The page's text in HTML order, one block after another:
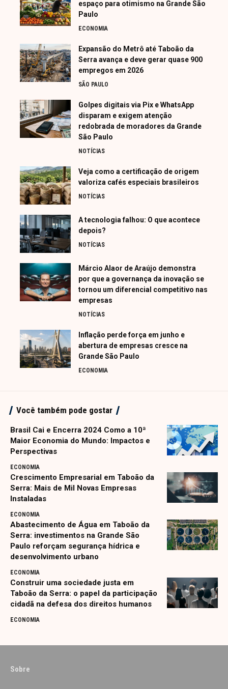
espaço para otimismo na Grande São
Paulo
ECONOMIA
Expansão do Metrô até Taboão da
Serra avança e deve gerar quase 900
empregos em 2026
SÃO PAULO
Golpes digitais via Pix e WhatsApp
disparam e exigem atenção
redobrada de moradores da Grande
São Paulo
NOTÍCIAS
Veja como a certificação de origem
valoriza cafés especiais brasileiros
NOTÍCIAS
A tecnologia falhou: O que acontece
depois?
NOTÍCIAS
Márcio Alaor de Araújo demonstra
por que a governança da inovação se
tornou um diferencial competitivo nas
empresas
NOTÍCIAS
Inflação perde força em junho e
abertura de empresas cresce na
Grande São Paulo
ECONOMIA
Você também pode gostar
Brasil Cai e Encerra 2024 Como a 10ª
Maior Economia do Mundo: Impactos e
Perspectivas
ECONOMIA
Crescimento Empresarial em Taboão da
Serra: Mais de Mil Novas Empresas
Instaladas
ECONOMIA
Abastecimento de Água em Taboão da
Serra: investimentos na Grande São
Paulo reforçam segurança hídrica e
desenvolvimento urbano
ECONOMIA
Construir uma sociedade justa em
Taboão da Serra: o papel da participação
cidadã na defesa dos direitos humanos
ECONOMIA
Sobre